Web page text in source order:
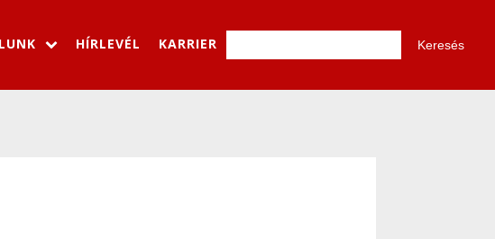
HÍRLEVÉL KARRIER